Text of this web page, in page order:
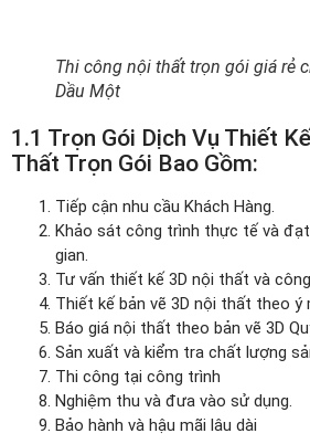
Thi công nội thất trọn gói giá rẻ
Dầu Một
1.1 Trọn Gói Dịch Vụ Thiết
Thất Trọn Gói Bao Gồm:
Tiếp cận nhu cầu Khách Hàng.
Khảo sát công trình thực tế và
gian.
Tư vấn thiết kế 3D nội thất và
Thiết kế bản vẽ 3D nội thất theo ý
Báo giá nội thất theo bản vẽ 3D
Sản xuất và kiểm tra chất lượng
Thi công tại công trình
Nghiệm thu và đưa vào sử dụng.
Bảo hành và hậu mãi lâu dài